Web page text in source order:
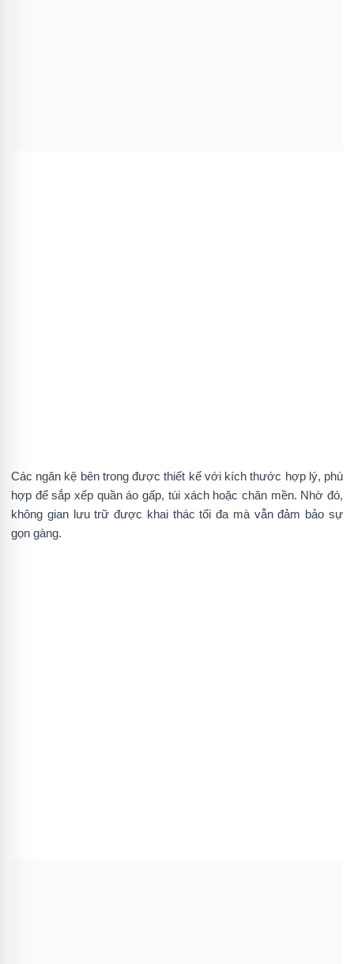
Các ngăn kệ bên trong được thiết kế với kích thước hợp lý, phù
hợp để sắp xếp quần áo gấp, túi xách hoặc chăn mền. Nhờ đó,
không gian lưu trữ được khai thác tối đa mà vẫn đảm bảo sự
gọn gàng.